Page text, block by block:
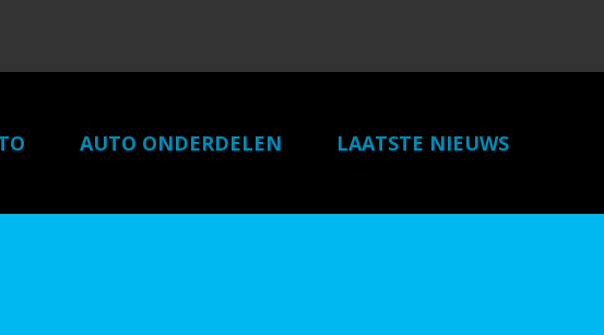
AUTO ONDERDELEN LAATSTE NIEUWS